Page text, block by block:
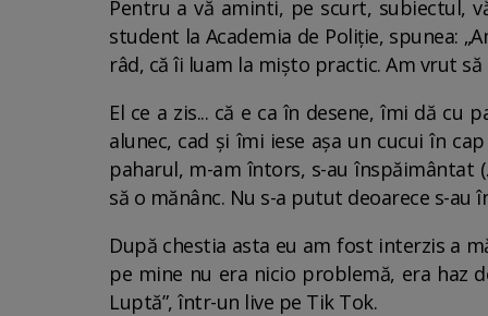
Pentru a vă aminti, pe scurt, subiectul,
student la Academia de Poliție, spunea:
râd, că îi luam la mișto practic. Am vrut
El ce a zis... că e ca în desene, îmi dă cu
alunec, cad și îmi iese așa un cucui în
paharul, m-am întors, s-au înspăimântat
să o mănânc. Nu s-a putut deoarece s-au
După chestia asta eu am fost interzis a
pe mine nu era nicio problemă, era haz
Luptă”, într-un live pe Tik Tok.